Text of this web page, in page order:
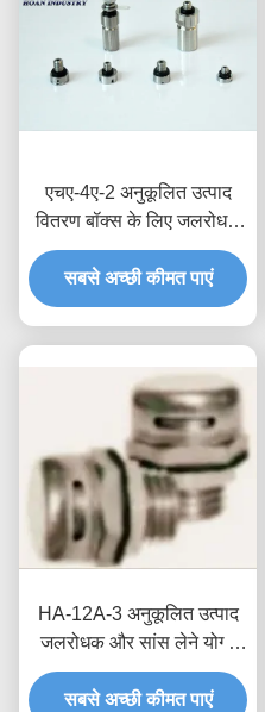
एचए-4ए-2 अनुकूलित उत्पाद
वितरण बॉक्स के लिए जलरोधक
सांस लेने योग्य वाल्व जलरोधक
और नमी संरक्षण
सबसे अच्छी कीमत पाएं
HA-12A-3 अनुकूलित उत्पाद
जलरोधक और सांस लेने योग्य
वाल्व प्रौद्योगिकी और कार्यक्षमता
का सही संयोजन
सबसे अच्छी कीमत पाएं